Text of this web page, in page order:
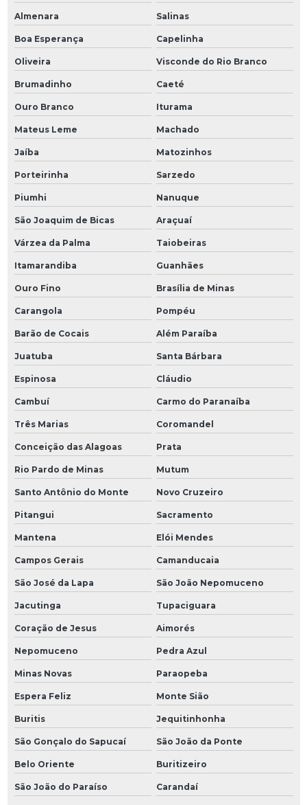
Almenara Salinas
Boa Esperança Capelinha
Oliveira Visconde do Rio Branco
Brumadinho Caeté
Ouro Branco Iturama
Mateus Leme Machado
Jaíba Matozinhos
Porteirinha Sarzedo
Piumhi Nanuque
São Joaquim de Bicas Araçuaí
Várzea da Palma Taiobeiras
Itamarandiba Guanhães
Ouro Fino Brasília de Minas
Carangola Pompéu
Barão de Cocais Além Paraíba
Juatuba Santa Bárbara
Espinosa Cláudio
Cambuí Carmo do Paranaíba
Três Marias Coromandel
Conceição das Alagoas Prata
Rio Pardo de Minas Mutum
Santo Antônio do Monte Novo Cruzeiro
Pitangui Sacramento
Mantena Elói Mendes
Campos Gerais Camanducaia
São José da Lapa São João Nepomuceno
Jacutinga Tupaciguara
Coração de Jesus Aimorés
Nepomuceno Pedra Azul
Minas Novas Paraopeba
Espera Feliz Monte Sião
Buritis Jequitinhonha
São Gonçalo do Sapucaí São João da Ponte
Belo Oriente Buritizeiro
São João do Paraíso Carandaí